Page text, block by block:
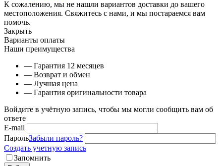
К сожалению, мы не нашли вариантов доставки до вашего
местоположения. Свяжитесь с нами, и мы постараемся вам
помочь.
Закрыть
Варианты оплаты
Наши преимущества
— Гарантия 12 месяцев
— Возврат и обмен
— Лучшая цена
— Гарантия оригинальности товара
Войдите в учётную запись, чтобы мы могли сообщить вам об
ответе
E-mail
ПарольЗабыли пароль?
Создать учетную запись
Запомнить